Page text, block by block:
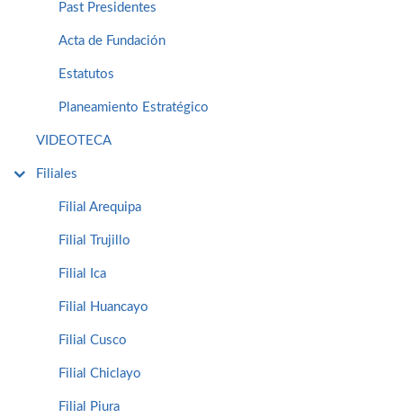
Past Presidentes
Acta de Fundación
Estatutos
Planeamiento Estratégico
VIDEOTECA
Filiales
Filial Arequipa
Filial Trujillo
Filial Ica
Filial Huancayo
Filial Cusco
Filial Chiclayo
Filial Piura